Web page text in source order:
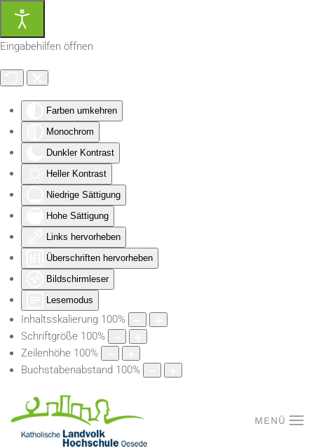
Eingabehilfen öffnen
Farben umkehren
Monochrom
Dunkler Kontrast
Heller Kontrast
Niedrige Sättigung
Hohe Sättigung
Links hervorheben
Überschriften hervorheben
Bildschirmleser
Lesemodus
Inhaltsskalierung 100%
Schriftgröße 100%
Zeilenhöhe 100%
Buchstabenabstand 100%
Zum Hauptinhalt springen
MENÜ